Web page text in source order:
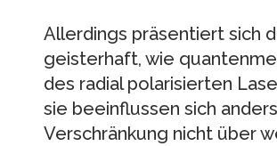
Allerdings präsentiert sich
geisterhaft, wie
des radial polarisierten
sie beeinflussen sich
Verschränkung nicht über